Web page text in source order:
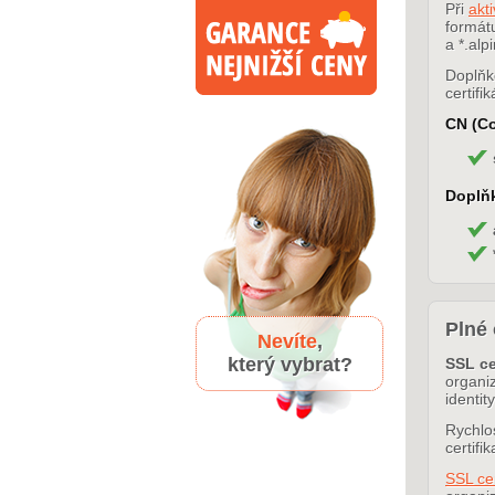
Nevíte,
který vybrat?
Při
a
CN
Plné
SSL
SSL